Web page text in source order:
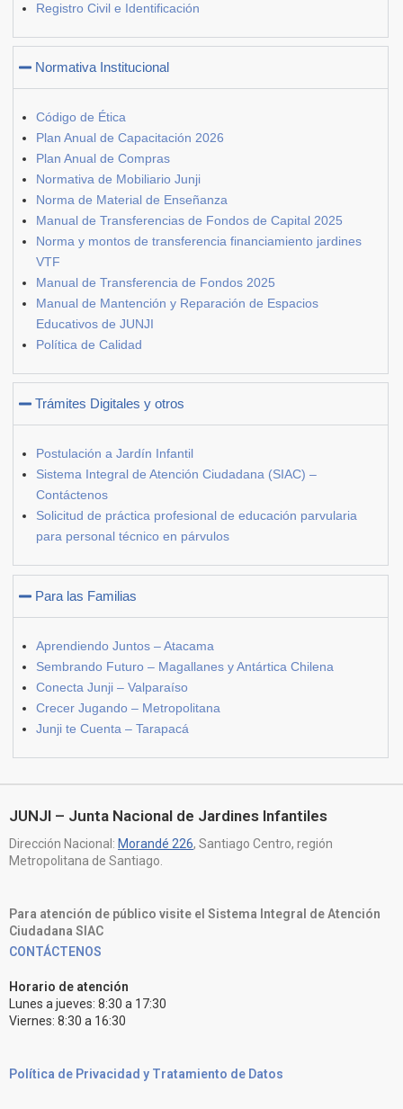
Registro Civil e Identificación
Normativa Institucional
Código de Ética
Plan Anual de Capacitación 2026
Plan Anual de Compras
Normativa de Mobiliario Junji
Norma de Material de Enseñanza
Manual de Transferencias de Fondos de Capital 2025
Norma y montos de transferencia financiamiento jardines
VTF
Manual de Transferencia de Fondos 2025
Manual de Mantención y Reparación de Espacios
Educativos de JUNJI
Política de Calidad
Trámites Digitales y otros
Postulación a Jardín Infantil
Sistema Integral de Atención Ciudadana (SIAC) –
Contáctenos
Solicitud de práctica profesional de educación parvularia
para personal técnico en párvulos
Para las Familias
Aprendiendo Juntos – Atacama
Sembrando Futuro – Magallanes y Antártica Chilena
Conecta Junji – Valparaíso
Crecer Jugando – Metropolitana
Junji te Cuenta – Tarapacá
JUNJI – Junta Nacional de Jardines Infantiles
Dirección Nacional: Morandé 226, Santiago Centro, región
Metropolitana de Santiago.
Para atención de público visite el Sistema Integral de Atención
Ciudadana SIAC
CONTÁCTENOS
Horario de atención
Lunes a jueves: 8:30 a 17:30
Viernes: 8:30 a 16:30
Política de Privacidad y Tratamiento de Datos